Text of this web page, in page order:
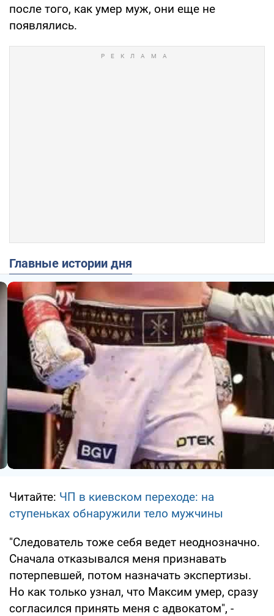
после того, как умер муж, они еще не
появлялись.
Главные истории дня
Читайте: ЧП в киевском переходе: на
ступеньках обнаружили тело мужчины
"Следователь тоже себя ведет неоднозначно.
Сначала отказывался меня признавать
потерпевшей, потом назначать экспертизы.
Но как только узнал, что Максим умер, сразу
согласился принять меня с адвокатом", -